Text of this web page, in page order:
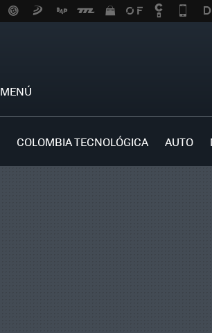
MENÚ
COLOMBIA TECNOLÓGICA AUTO